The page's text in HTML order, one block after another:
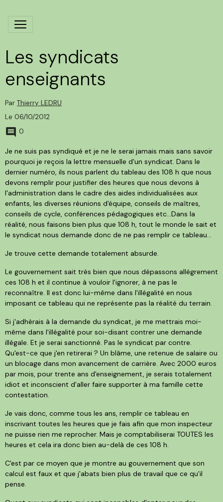
Les syndicats
enseignants
Par Thierry LEDRU
Le 06/10/2012
0
Je ne suis pas syndiqué et je ne le serai jamais mais sans savoir
pourquoi je reçois la lettre mensuelle d'un syndicat. Dans le
dernier numéro, ils nous parlent du tableau des 108 h que nous
devons remplir pour justifier des heures que nous devons à
l'administration dans le cadre des aides individualisées aux
enfants, les diverses réunions d'équipe, conseils de maîtres,
conseils de cycle, conférences pédagogiques etc...Dans la
réalité, nous faisons bien plus que 108 h, tout le monde le sait et
le syndicat nous demande donc de ne pas remplir ce tableau...
Je trouve cette demande totalement absurde.
Le gouvernement sait très bien que nous dépassons allégrement
ces 108 h et il continue à vouloir l'ignorer, à ne pas le
reconnaître. Il est donc lui-même dans l'illégalité en nous
imposant ce tableau qui ne représente pas la réalité du terrain.
Si j'adhèrais à la demande du syndicat, je me mettrais moi-
même dans l'illégalité pour soi-disant contrer une demande
illégale. Et je serai sanctionné. Pas le syndicat par contre.
Qu'est-ce que j'en retirerai ? Un blâme, une retenue de salaire ou
un blocage dans mon avancement de carrière. Avec 2000 euros
par mois, pour trente ans d'enseignement, je serais totalement
idiot et inconscient d'aller faire supporter à ma famille cette
contestation.
Je vais donc, comme tous les ans, remplir ce tableau en
inscrivant toutes les heures que je fais afin que mon inspecteur
ne puisse rien me reprocher. Mais je comptabiliserai TOUTES les
heures et cela ira donc bien au-delà de ces 108 h.
C'est par ce moyen que je montre au gouvernement que son
calcul est faux et que j'abats bien plus de travail que ce qu'il
pense.